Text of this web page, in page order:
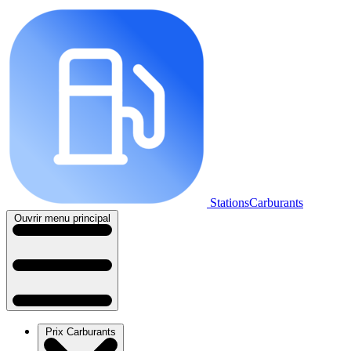
StationsCarburants
Ouvrir menu principal
Prix Carburants